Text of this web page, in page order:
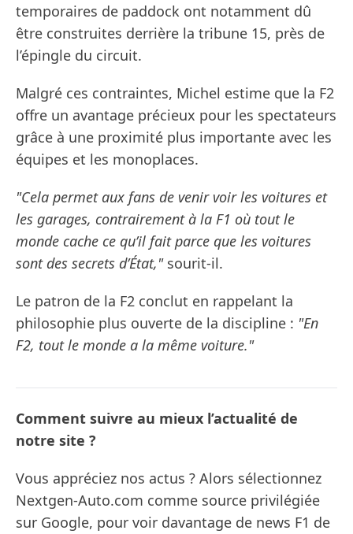
temporaires de paddock ont notamment dû
être construites derrière la tribune 15, près de
l’épingle du circuit.
Malgré ces contraintes, Michel estime que la F2
offre un avantage précieux pour les spectateurs
grâce à une proximité plus importante avec les
équipes et les monoplaces.
"Cela permet aux fans de venir voir les voitures et
les garages, contrairement à la F1 où tout le
monde cache ce qu’il fait parce que les voitures
sont des secrets d’État,"sourit-il.
Le patron de la F2 conclut en rappelant la
philosophie plus ouverte de la discipline : "En
F2, tout le monde a la même voiture."
Comment suivre au mieux l’actualité de
notre site ?
Vous appréciez nos actus ? Alors sélectionnez
Nextgen-Auto.com comme source privilégiée
sur Google, pour voir davantage de news F1 de